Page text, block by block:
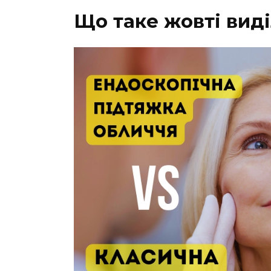
Що таке жовті